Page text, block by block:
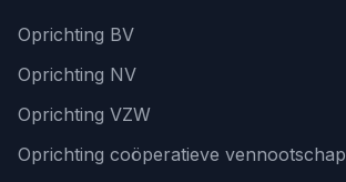
Oprichting BV
Oprichting NV
Oprichting VZW
Oprichting coöperatieve vennootschap